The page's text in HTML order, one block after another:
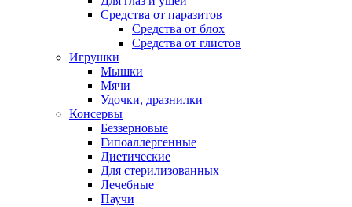
Средства от паразитов
Средства от блох
Средства от глистов
Игрушки
Мышки
Мячи
Удочки, дразнилки
Консервы
Беззерновые
Гипоаллергенные
Диетические
Для стерилизованных
Лечебные
Паучи